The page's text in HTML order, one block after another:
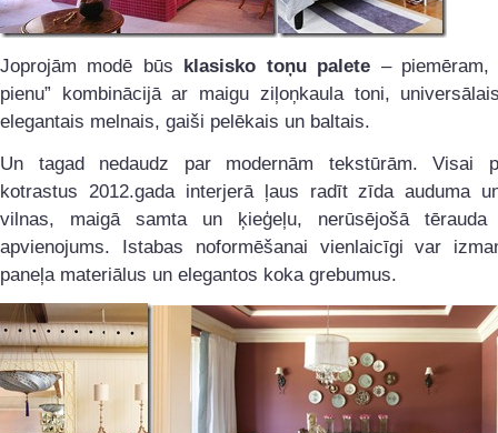
Joprojām modē būs klasisko toņu palete – piemēram,
pienu” kombinācijā ar maigu ziļoņkaula toni,
elegantais melnais, gaiši pelēkais un baltais.
Un tagad nedaudz par modernām tekstūrām. Visai
kotrastus 2012.gada interjerā ļaus radīt zīda auduma
vilnas, maigā samta un ķieģeļu, nerūsējošā
apvienojums. Istabas noformēšanai vienlaicīgi var
paneļa materiālus un elegantos koka grebumus.